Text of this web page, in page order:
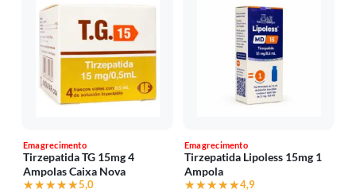
Emagrecimento
Tirzepatida TG 15mg 4
Ampolas Caixa Nova
★★★★★
★★★★★5,0
Emagrecimento
Tirzepatida Lipoless 15mg 1
Ampola
★★★★★
★★★★★4,9